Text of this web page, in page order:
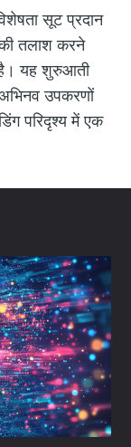
सूट प्रदान
की तलाश करने
यह शुरुआती
उपकरणों
परिदृश्य में एक